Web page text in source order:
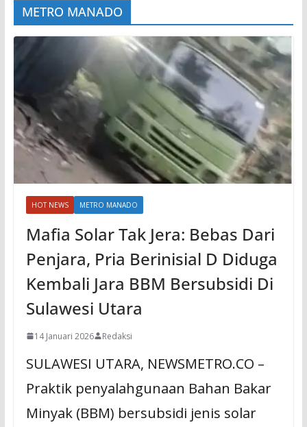
METRO MANADO
HOT NEWS METRO MANADO
Mafia Solar Tak Jera: Bebas Dari
Penjara, Pria Berinisial D Diduga
Kembali Jara BBM Bersubsidi Di
Sulawesi Utara
14 Januari 2026 Redaksi
SULAWESI UTARA, NEWSMETRO.CO –
Praktik penyalahgunaan Bahan Bakar
Minyak (BBM) bersubsidi jenis solar